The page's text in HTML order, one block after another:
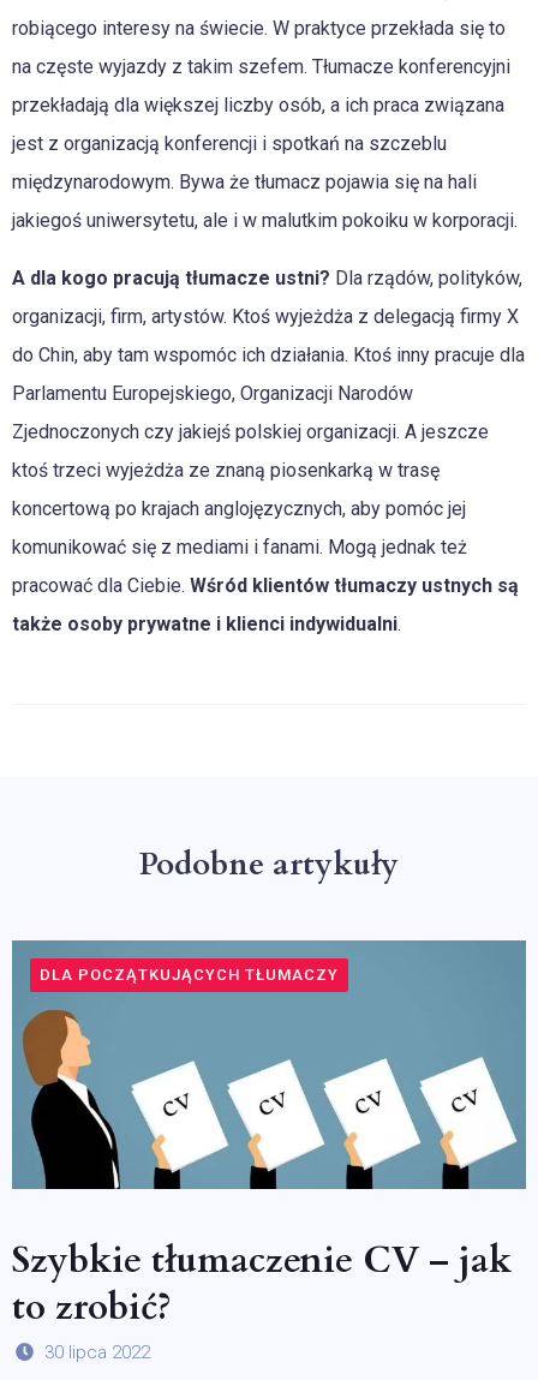
robiącego interesy na świecie. W praktyce przekłada się to
na częste wyjazdy z takim szefem. Tłumacze konferencyjni
przekładają dla większej liczby osób, a ich praca związana
jest z organizacją konferencji i spotkań na szczeblu
międzynarodowym. Bywa że tłumacz pojawia się na hali
jakiegoś uniwersytetu, ale i w malutkim pokoiku w korporacji.
A dla kogo pracują tłumacze ustni? Dla rządów, polityków,
organizacji, firm, artystów. Ktoś wyjeżdża z delegacją firmy X
do Chin, aby tam wspomóc ich działania. Ktoś inny pracuje dla
Parlamentu Europejskiego, Organizacji Narodów
Zjednoczonych czy jakiejś polskiej organizacji. A jeszcze
ktoś trzeci wyjeżdża ze znaną piosenkarką w trasę
koncertową po krajach anglojęzycznych, aby pomóc jej
komunikować się z mediami i fanami. Mogą jednak też
pracować dla Ciebie. Wśród klientów tłumaczy ustnych są
także osoby prywatne i klienci indywidualni.
Podobne artykuły
DLA POCZĄTKUJĄCYCH TŁUMACZY
Szybkie tłumaczenie CV – jak
to zrobić?
30 lipca 2022